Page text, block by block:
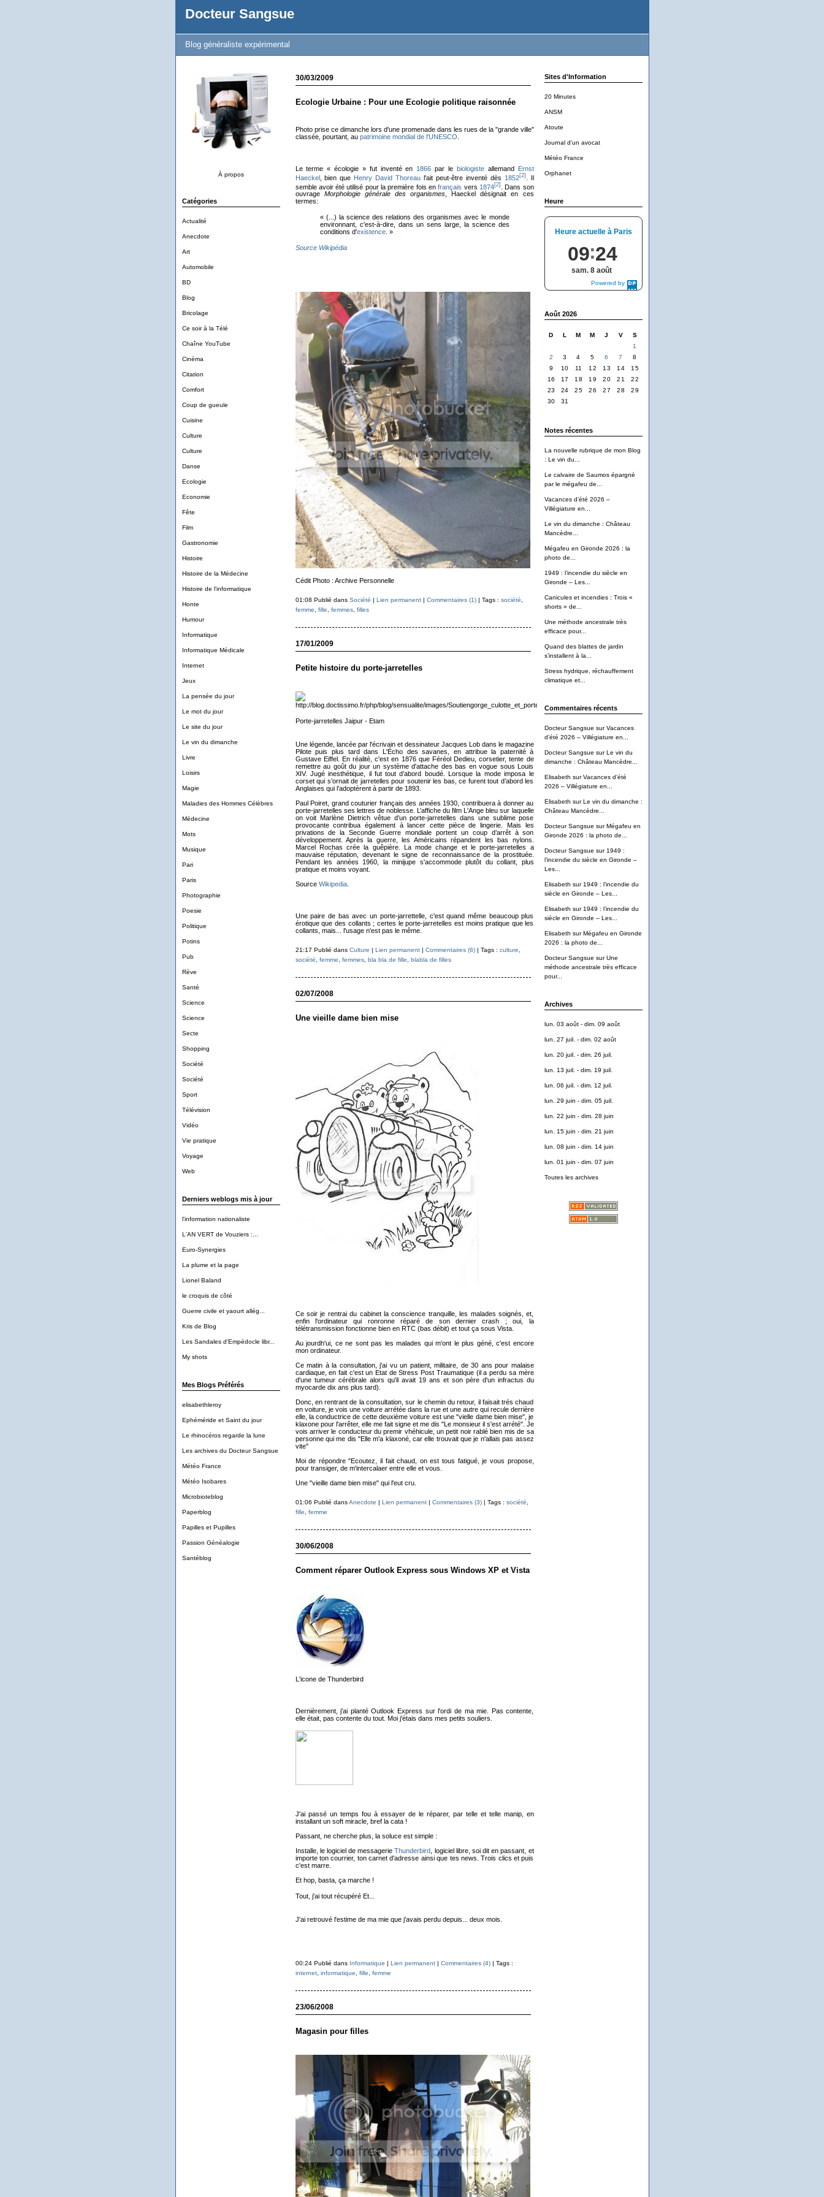
Docteur Sangsue
Blog généraliste expérimental
À propos
Catégories
Actualité
Anecdote
Art
Automobile
BD
Blog
Bricolage
Ce soir à la Télé
Chaîne YouTube
Cinéma
Citation
Comfort
Coup de gueule
Cuisine
Culture
Culture
Danse
Ecologie
Economie
Fête
Film
Gastronomie
Histoire
Histoire de la Médecine
Histoire de l'informatique
Honte
Humour
Informatique
Informatique Médicale
Internet
Jeux
La pensée du jour
Le mot du jour
Le site du jour
Le vin du dimanche
Livre
Loisirs
Magie
Maladies des Hommes Célèbres
Médecine
Mots
Musique
Pari
Paris
Photographie
Poesie
Politique
Potins
Pub
Rève
Santé
Science
Science
Secte
Shopping
Société
Société
Sport
Télévision
Vidéo
Vie pratique
Voyage
Web
Derniers weblogs mis à jour
l'information nationaliste
L'AN VERT de Vouziers :...
Euro-Synergies
La plume et la page
Lionel Baland
le croquis de côté
Guerre civile et yaourt allég...
Kris de Blog
Les Sandales d'Empédocle libr...
My shots
Mes Blogs Préférés
elisabethleroy
Ephéméride et Saint du jour
Le rhinocéros regarde la lune
Les archives du Docteur Sangsue
Météo France
Météo Isobares
Microbioteblog
Paperblog
Papilles et Pupilles
Passion Généalogie
Santéblog
Sites d'Information
20 Minutes
ANSM
Atoute
Journal d'un avocat
Météo France
Orphanet
Heure
Powered by
DaysPedia.com
Heure actuelle à Paris
09 24
sam. 8 août
Août 2026
D L M M J V
S
1
2
3 4 5 6 7
8
9
10 11 12 13 14
15
16
17 18 19 20 21
22
23
24 25 26 27 28
29
30
31
Notes récentes
La nouvelle rubrique de mon Blog
: Le vin du...
Le calvaire de Saumos épargné
par le mégafeu de...
Vacances d’été 2026 –
Villégiature en...
Le vin du dimanche : Château
Mancèdre...
Mégafeu en Gironde 2026 : la
photo de...
1949 : l’incendie du siècle en
Gironde – Les...
Canicules et incendies : Trois «
shorts » de...
Une méthode ancestrale très
efficace pour...
Quand des blattes de jardin
s’installent à la...
Stress hydrique, réchauffement
climatique et...
Commentaires récents
Docteur Sangsue surVacances
d’été 2026 – Villégiature en...
Docteur Sangsue surLe vin du
dimanche : Château Mancèdre...
Elisabeth surVacances d’été
2026 – Villégiature en...
Elisabeth surLe vin du dimanche :
Château Mancèdre...
Docteur Sangsue surMégafeu en
Gironde 2026 : la photo de...
Docteur Sangsue sur 1949 :
l’incendie du siècle en Gironde –
Les...
Elisabeth sur 1949 : l’incendie du
siècle en Gironde – Les...
Elisabeth sur 1949 : l’incendie du
siècle en Gironde – Les...
Elisabeth surMégafeu en Gironde
2026 : la photo de...
Docteur Sangsue surUne
méthode ancestrale très efficace
pour...
Archives
lun. 03 août - dim. 09 août
lun. 27 juil. - dim. 02 août
lun. 20 juil. - dim. 26 juil.
lun. 13 juil. - dim. 19 juil.
lun. 06 juil. - dim. 12 juil.
lun. 29 juin - dim. 05 juil.
lun. 22 juin - dim. 28 juin
lun. 15 juin - dim. 21 juin
lun. 08 juin - dim. 14 juin
lun. 01 juin - dim. 07 juin
Toutes les archives
30/03/2009
Ecologie Urbaine : Pour une Ecologie politique raisonnée
Photo prise ce dimanche lors d'une promenade dans les rues de la "grande ville"
classée, pourtant, au patrimoine mondial de l'UNESCO
Le terme « écologie » fut inventé en 1866 par le biologisteallemand Ernst
Haeckel, bien que Henry David Thoreau l'ait peut-être inventé dès 1852[2]
. Il
semble avoir été utilisé pour la première fois enfrançais vers 1874[2]
. Dans son
ouvrage Morphologie générale des organismes, Haeckel désignait en ces
termes:
« (...) la science des relations des organismes avec le monde
environnant, c'est-à-dire, dans un sens large, la science des
conditions d'existence. »
Source Wikipédia
Cédit Photo : Archive Personnelle
01:08 Publié dans Société Lien permanent| Commentaires (1)| Tags : société,
femme, fille, femmes, filles
17/01/2009
Petite histoire du porte-jarretelles
Porte-jarretelles Jaipur - Etam
Une légende, lancée par l'écrivain et dessinateur Jacques Lob dans le magazine
Pilote puis plus tard dans L'Écho des savanes, en attribue la paternité à
Gustave Eiffel. En réalité, c'est en 1876 que Féréol Dedieu, corsetier, tente de
remettre au goût du jour un système d'attache des bas en vogue sous Louis
XIV. Jugé inesthétique, il fut tout d’abord boudé. Lorsque la mode imposa le
corset qui s’ornait de jarretelles pour soutenir les bas, ce furent tout d’abord les
Anglaises qui l’adoptèrent à partir de 1893.
Paul Poiret, grand couturier français des années 1930, contribuera à donner au
porte-jarretelles ses lettres de noblesse. L’affiche du film L'Ange bleu sur laquelle
on voit Marlène Dietrich vêtue d’un porte-jarretelles dans une sublime pose
provocante contribua également à lancer cette pièce de lingerie. Mais les
privations de la Seconde Guerre mondiale portent un coup d’arrêt à son
développement. Après la guerre, les Américains répandent les bas nylons.
Marcel Rochas crée la guêpière. La mode change et le porte-jarretelles a
mauvaise réputation, devenant le signe de reconnaissance de la prostituée.
Pendant les années 1960, la minijupe s'accommode plutôt du collant, plus
pratique et moins voyant.
Source Wikipedia.
Une paire de bas avec un porte-jarrettelle, c'est quand même beaucoup plus
érotique que des collants ; certes le porte-jarretelles est moins pratique que les
collants, mais... l'usage n'est pas le même.
21:17 Publié dans Culture Lien permanent| Commentaires (6)| Tags : culture,
société, femme, femmes, bla bla de fille, blabla de filles
02/07/2008
Une vieille dame bien mise
Ce soir je rentrai du cabinet la conscience tranquille, les malades soignés, et,
enfin l'ordinateur qui ronronne réparé de son dernier crash ; oui, la
télétransmission fonctionne bien en RTC (bas débit) et tout ça sous Vista.
Au jourdh'ui, ce ne sont pas les malades qui m'ont le plus géné, c'est encore
mon ordinateur.
Ce matin à la consultation, j'ai vu un patient, militaire, de 30 ans pour malaise
cardiaque, en fait c'est un Etat de Stress Post Traumatique (il a perdu sa mère
d'une tumeur cérébrale alors qu'il avait 19 ans et son père d'un infractus du
myocarde dix ans plus tard).
Donc, en rentrant de la consultation, sur le chemin du retour, il faisait trés chaud
en voiture, je vois une voiture arrétée dans la rue et une autre qui recule derrière
elle, la conductrice de cette deuxième voiture est une "vielle dame bien mise", je
klaxone pour l'arrêter, elle me fait signe et me dis "Le monsieur il s'est arrété". Je
vois arriver le conducteur du premir vhéhicule, un petit noir rablé bien mis de sa
personne qui me dis "Elle m'a klaxoné, car elle trouvait que je n'allais pas assez
vite"
Moi de répondre "Ecoutez, il fait chaud, on est tous fatigué, je vous propose,
pour transiger, de m'intercalaer entre elle et vous.
Une "vieille dame bien mise" qui l'eut cru.
01:06 Publié dansAnecdote Lien permanent| Commentaires (3)| Tags : société,
fille, femme
30/06/2008
Comment réparer Outlook Express sous Windows XP et Vista
L'icone de Thunderbird
Dernièrement, j'ai planté Outlook Express sur l'ordi de ma mie. Pas contente,
elle était, pas contente du tout. Moi j'étais dans mes petits souliers.
J'ai passé un temps fou à essayer de le réparer, par telle et telle manip, en
installant un soft miracle, bref la cata !
Passant, ne cherche plus, la soluce est simple :
Installe, le logiciel de messagerieThunderbird, logiciel libre, soi dit en passant, et
importe ton courrier, ton carnet d'adresse ainsi que tes news. Trois clics et puis
c'est marre.
Et hop, basta, ça marche !
Tout, j'ai tout récupéré Et...
J'ai retrouvé l'estime de ma mie que j'avais perdu depuis... deux mois.
00:24 Publié dans Informatique Lien permanent| Commentaires (4)| Tags :
internet, informatique, fille, femme
23/06/2008
Magasin pour filles